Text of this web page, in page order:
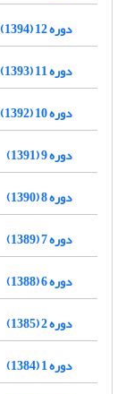
دوره 12 (1394)
دوره 11 (1393)
دوره 10 (1392)
دوره 9 (1391)
دوره 8 (1390)
دوره 7 (1389)
دوره 6 (1388)
دوره 2 (1385)
دوره 1 (1384)